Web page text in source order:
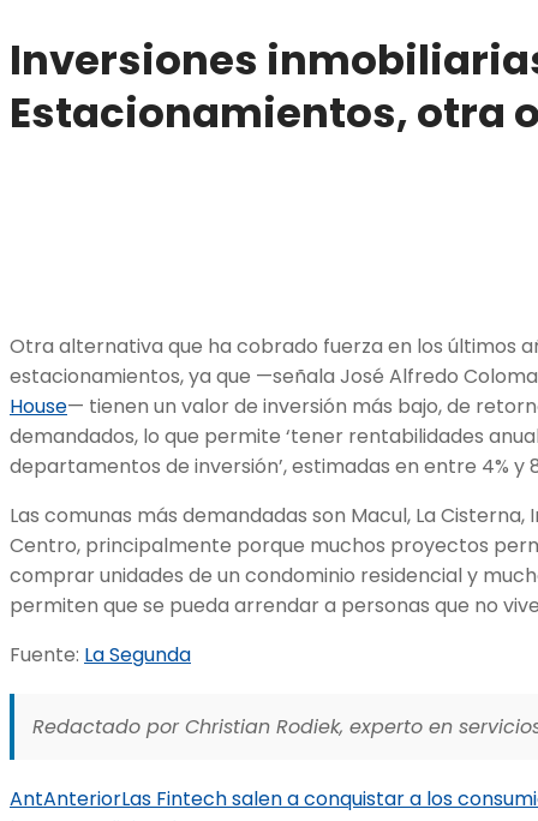
Inversiones
Estacionamientos, otra
Otra alternativa que ha cobrado fuerza en los últimos
estacionamientos, ya que —señala José Alfredo
House— tienen un valor de inversión más bajo, de
demandados, lo que permite ‘tener rentabilidades
departamentos de inversión’, estimadas en entre 4% y
Las comunas más demandadas son Macul, La
Centro, principalmente porque muchos proyectos
comprar unidades de un condominio residencial y
permiten que se pueda arrendar a personas que no
Fuente: La Segunda
Redactado por Christian Rodiek, experto en
AntAnteriorLas Fintech salen a conquistar a los